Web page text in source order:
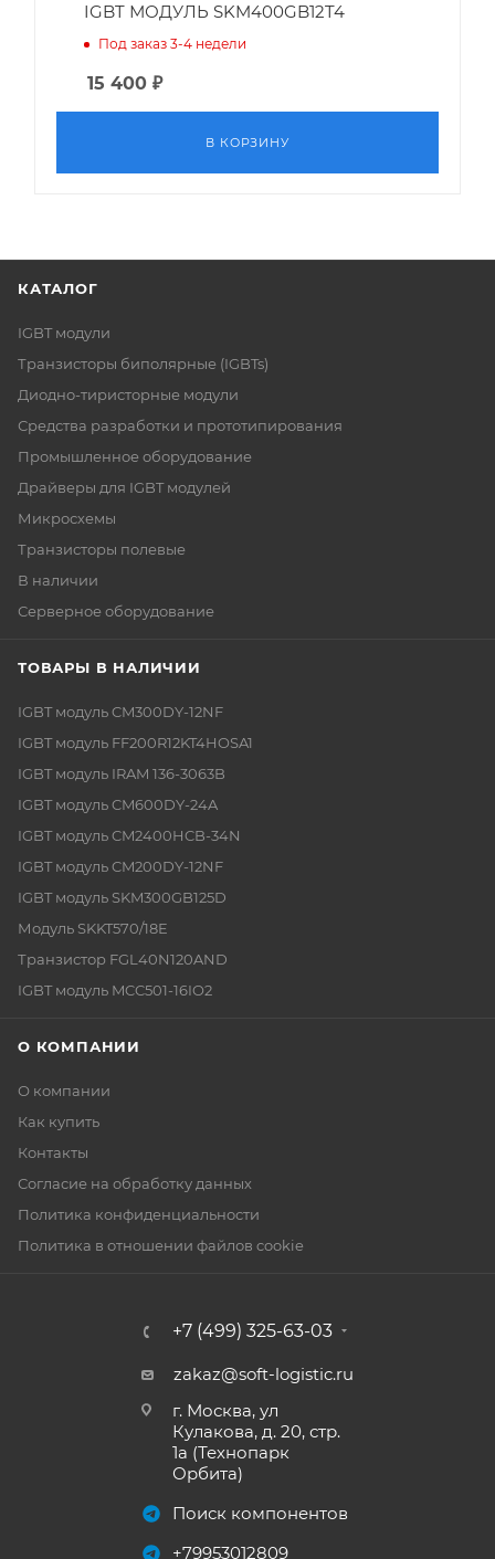
IGBT МОДУЛЬ SKM400GB12T4
Под заказ 3-4 недели
15 400 ₽
В КОРЗИНУ
КАТАЛОГ
IGBT модули
Транзисторы биполярные (IGBTs)
Диодно-тиристорные модули
Средства разработки и прототипирования
Промышленное оборудование
Драйверы для IGBT модулей
Микросхемы
Транзисторы полевые
В наличии
Серверное оборудование
ТОВАРЫ В НАЛИЧИИ
IGBT модуль CM300DY-12NF
IGBT модуль FF200R12KT4HOSA1
IGBT модуль IRAM 136-3063B
IGBT модуль CM600DY-24A
IGBT модуль CM2400HCB-34N
IGBT модуль CM200DY-12NF
IGBT модуль SKM300GB125D
Модуль SKKT570/18E
Транзистор FGL40N120AND
IGBT модуль MCC501-16IO2
О КОМПАНИИ
О компании
Как купить
Контакты
Согласие на обработку данных
Политика конфиденциальности
Политика в отношении файлов cookie
+7 (499) 325-63-03
zakaz@soft-logistic.ru
г. Москва, ул
Кулакова, д. 20, стр.
1а (Технопарк
Орбита)
Поиск компонентов
+79953012809